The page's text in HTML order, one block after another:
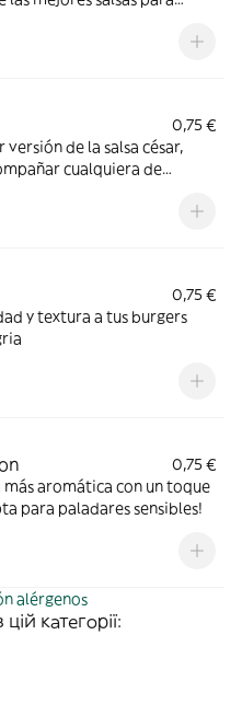
0,75 €
de la salsa césar,
cualquiera de
0,75 €
y textura a tus burgers
0,75 €
más aromática con un toque
para paladares sensibles!
alérgenos
категорії: